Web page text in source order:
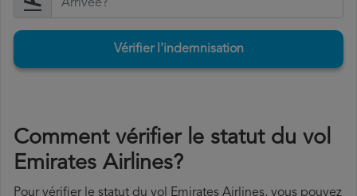
Vérifier l'indemnisation
Comment vérifier le statut du vol
Emirates Airlines?
Pour vérifier le statut du vol Emirates Airlines, vous pouvez